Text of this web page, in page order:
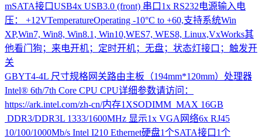
mSATA接口USB4x USB3.0 (front) 串口1x RS232电源输入电
压： +12VTemperatureOperating -10°C to +60,支持系统Win
XP,Win7, Win8, Win8.1, Win10,WES7, WES8, Linux,VxWorks其
他看门狗；来电开机；定时开机；无盘；状态灯接口；触发开
关
GBYT4-4L 尺寸规格网关路由主板（194mm*120mm）处理器
Intel® 6th/7th Core CPU CPU详细参数请访问：
https://ark.intel.com/zh-cn/内存1XSODIMM MAX 16GB
DDR3/DDR3L 1333/1600MHz 显示1x VGA网络6x RJ45
10/100/1000Mb/s Intel I210 Ethernet硬盘1个SATA接口1个